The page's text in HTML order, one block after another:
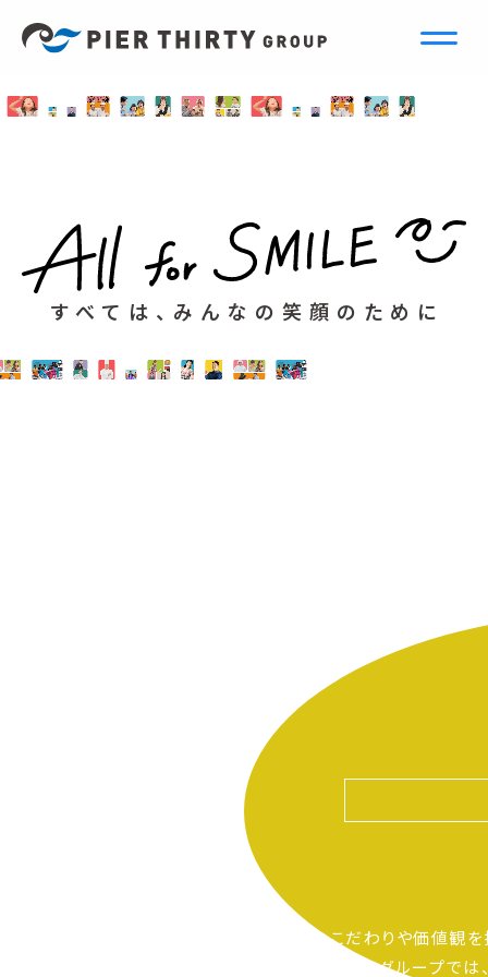
すべては、みんなの笑顔のために
自分たちのこだわりや価値観
ピアーサーティーグループでは